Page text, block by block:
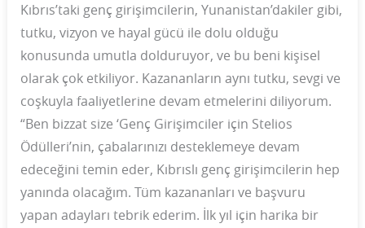
Kıbrıs’taki genç girişimcilerin, Yunanistan’dakiler gibi,
tutku, vizyon ve hayal gücü ile dolu olduğu
konusunda umutla dolduruyor, ve bu beni kişisel
olarak çok etkiliyor. Kazananların aynı tutku, sevgi ve
coşkuyla faaliyetlerine devam etmelerini diliyorum.
“Ben bizzat size ‘Genç Girişimciler için Stelios
Ödülleri’nin, çabalarınızı desteklemeye devam
edeceğini temin eder, Kıbrıslı genç girişimcilerin hep
yanında olacağım. Tüm kazananları ve başvuru
yapan adayları tebrik ederim. İlk yıl için harika bir